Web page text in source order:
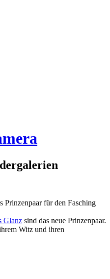
Prinzenpaar für den Fasching
Glanz sind das neue Prinzenpaar.
Witz und ihren